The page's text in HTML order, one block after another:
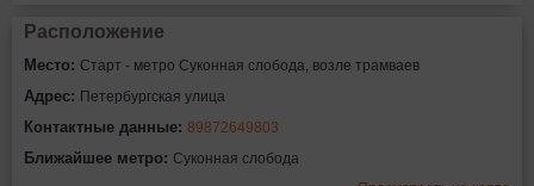
Расположение
Место: Старт - метро Суконная слобода, возле трамваев
Адрес: Петербургская улица
Контактные данные: 89872649803
Ближайшее метро: Суконная слобода